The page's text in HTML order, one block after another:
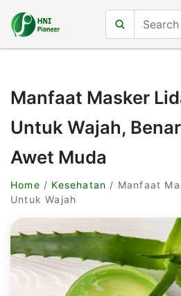
Manfaat Masker
Untuk Wajah,
Awet Muda
Home / Kesehatan / Manfaat
Untuk Wajah